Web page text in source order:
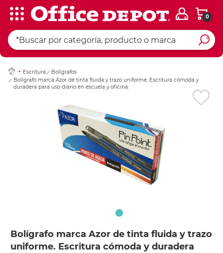
0
Escritura
Bolígrafos
Bolígrafo marca Azor de tinta fluida y trazo uniforme. Escritura cómoda y
duradera para uso diario en escuela y oficina.
Bolígrafo marca Azor de tinta fluida y trazo
uniforme. Escritura cómoda y duradera
Ingresar Codigo